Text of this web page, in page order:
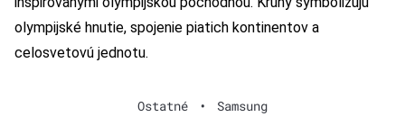
olympijské hnutie, spojenie piatich kontinentov a
celosvetovú jednotu.
Ostatné • Samsung